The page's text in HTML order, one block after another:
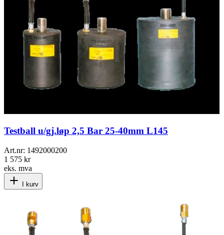
Testball u/gj.løp 2,5 Bar 25-40mm L145
Art.nr: 1492000200
1 575 kr
eks. mva
I kurv